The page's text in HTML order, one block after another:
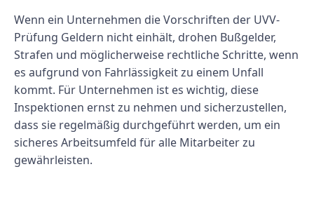
Wenn ein Unternehmen die Vorschriften der UVV-
Prüfung Geldern nicht einhält, drohen Bußgelder,
Strafen und möglicherweise rechtliche Schritte, wenn
es aufgrund von Fahrlässigkeit zu einem Unfall
kommt. Für Unternehmen ist es wichtig, diese
Inspektionen ernst zu nehmen und sicherzustellen,
dass sie regelmäßig durchgeführt werden, um ein
sicheres Arbeitsumfeld für alle Mitarbeiter zu
gewährleisten.